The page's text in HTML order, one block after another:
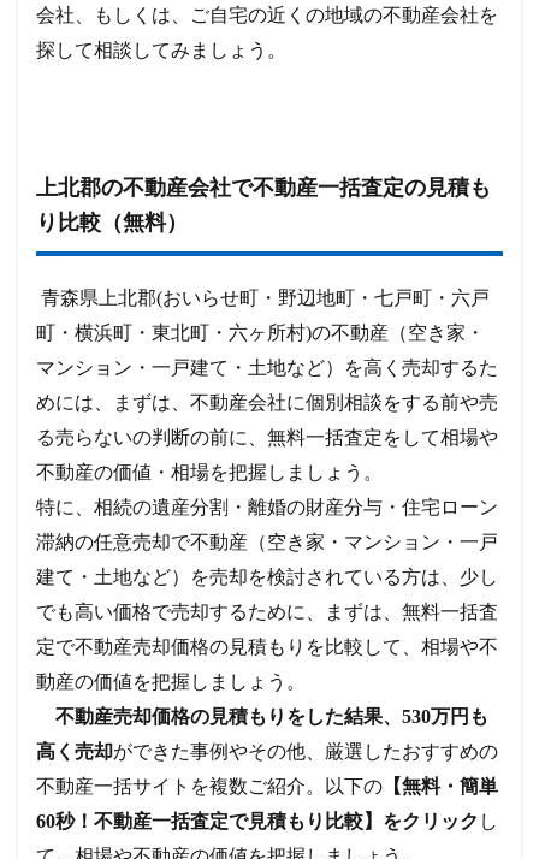
会社、もしくは、ご自宅の近くの地域の不動産会社を
探して相談してみましょう。
上北郡の不動産会社で不動産一括査定の見積も
り比較（無料）
青森県上北郡(おいらせ町・野辺地町・七戸町・六戸
町・横浜町・東北町・六ヶ所村)の不動産（空き家・
マンション・一戸建て・土地など）を高く売却するた
めには、まずは、不動産会社に個別相談をする前や売
る売らないの判断の前に、無料一括査定をして相場や
不動産の価値・相場を把握しましょう。
特に、相続の遺産分割・離婚の財産分与・住宅ローン
滞納の任意売却で不動産（空き家・マンション・一戸
建て・土地など）を売却を検討されている方は、少し
でも高い価格で売却するために、まずは、無料一括査
定で不動産売却価格の見積もりを比較して、相場や不
動産の価値を把握しましょう。
不動産売却価格の見積もりをした結果、530万円も
高く売却ができた事例やその他、厳選したおすすめの
不動産一括サイトを複数ご紹介。以下の 【無料・簡単
60秒！不動産一括査定で見積もり比較】をクリック し